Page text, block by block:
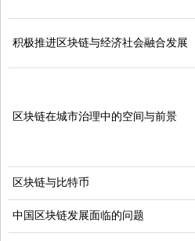
积极推进区块链与经济社会融合发展
区块链在城市治理中的空间与前景
区块链与比特币
中国区块链发展面临的问题